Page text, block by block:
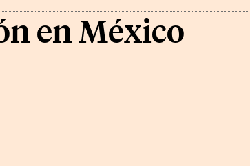
en México